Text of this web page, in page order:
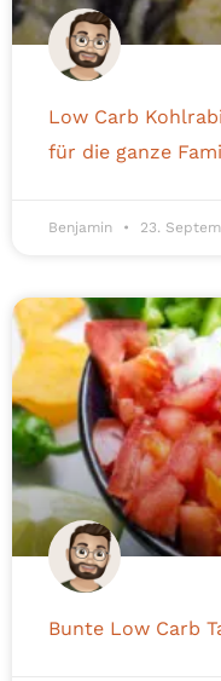
Low Carb
für die ganze
Benjamin 23.
Bunte Low Carb